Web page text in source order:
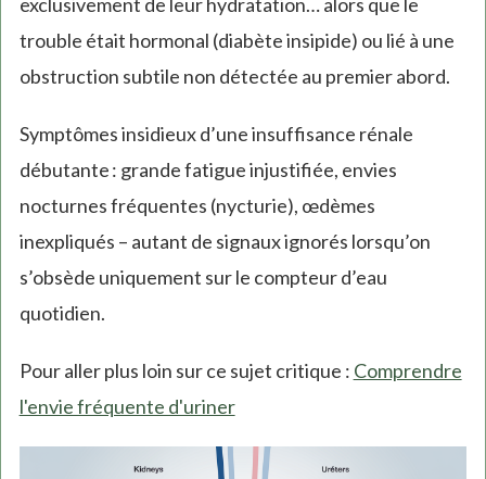
trouble était hormonal (diabète insipide) ou lié à une
obstruction subtile non détectée au premier abord.
Symptômes insidieux d’une insuffisance rénale
débutante : grande fatigue injustifiée, envies
nocturnes fréquentes (nycturie), œdèmes
inexpliqués – autant de signaux ignorés lorsqu’on
s’obsède uniquement sur le compteur d’eau
quotidien.
Pour aller plus loin sur ce sujet critique : Comprendre
l'envie fréquente d'uriner